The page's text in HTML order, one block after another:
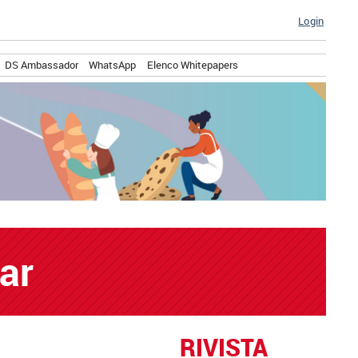
Login
DS Ambassador WhatsApp Elenco Whitepapers
RIVISTA